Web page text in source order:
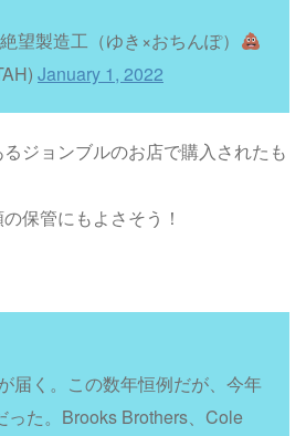
絶望製造工（ゆき×おちんぽ）
January 1, 2022
ジョンブルのお店で購入されたも
保管にもよさそう！
届く。この数年恒例だが、今年
った。Brooks Brothers、Cole